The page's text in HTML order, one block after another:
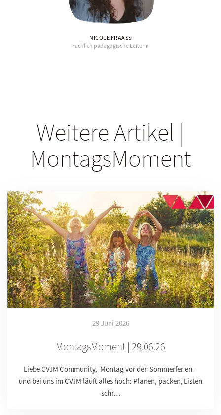
NICOLE FRAASS
Fachlich pädagogische Leiterin
Weitere Artikel |
MontagsMoment
29 Juni 2026
MontagsMoment | 29.06.26
Liebe CVJM Community, Montag vor den Sommerferien –
und bei uns im CVJM läuft alles hoch: Planen, packen, Listen
schr…